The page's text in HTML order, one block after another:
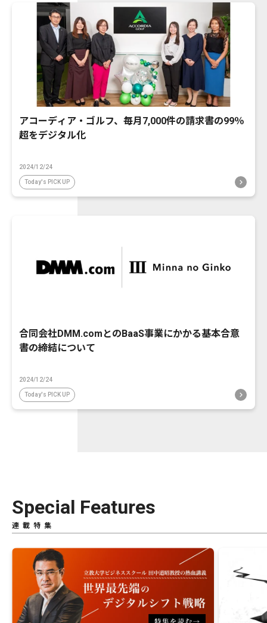
アコーディア・ゴルフ、毎月7,000件の請求書の99％
超をデジタル化
2024/12/24
Today's PICK UP
合同会社DMM.comとのBaaS事業にかかる基本合意
書の締結について
2024/12/24
Today's PICK UP
Special Features
連載特集